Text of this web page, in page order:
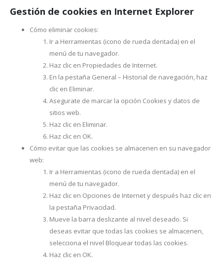
Gestión de cookies en Internet Explorer
Cómo eliminar cookies:
Ir a Herramientas (icono de rueda dentada) en el
menú de tu navegador.
Haz clic en Propiedades de Internet.
En la pestaña General – Historial de navegación, haz
clic en Eliminar.
Asegurate de marcar la opción Cookies y datos de
sitios web.
Haz clic en Eliminar.
Haz clic en OK.
Cómo evitar que las cookies se almacenen en su navegador
web:
Ir a Herramientas (icono de rueda dentada) en el
menú de tu navegador.
Haz clic en Opciones de Internet y después haz clic en
la pestaña Privacidad.
Mueve la barra deslizante al nivel deseado. Si
deseas evitar que todas las cookies se almacenen,
selecciona el nivel Bloquear todas las cookies.
Haz clic en OK.